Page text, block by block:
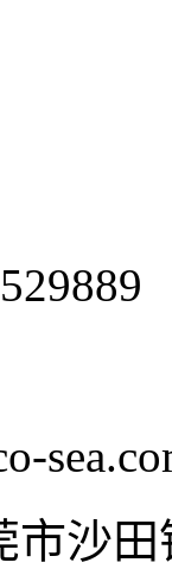
市沙